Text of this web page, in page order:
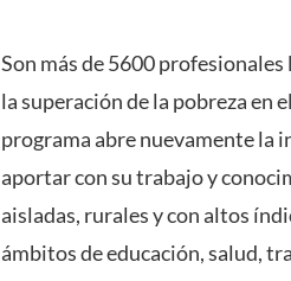
Son más de 5600
la superación de la pobreza en
programa abre nuevamente la
aportar con su trabajo y
aisladas, rurales y con altos
ámbitos de educación, salud,